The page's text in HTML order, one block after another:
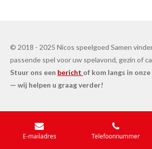
© 2018 - 2025 Nicos speelgoed Samen
passende spel voor uw spelavond, gezin of
Stuur ons een bericht of kom langs in
— wij helpen u graag verder!
E-mailadres Telefoonnummer